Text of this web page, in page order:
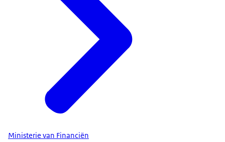
Ministerie van Financiën